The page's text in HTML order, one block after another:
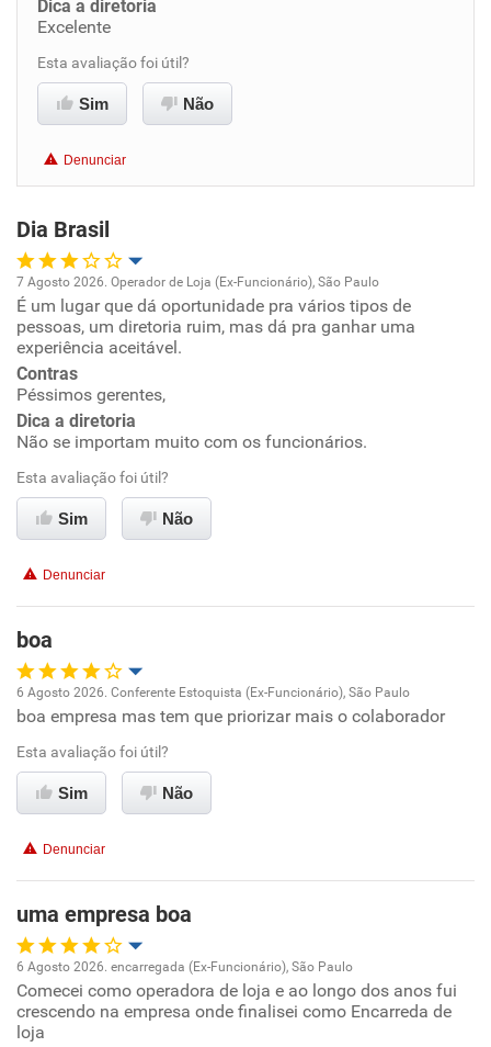
Ambiente de trabalho
Conciliação com a vida familiar
Recomenda a diretoria
Dica a diretoria
Excelente
Esta avaliação foi útil?
Sim Não
Denunciar
Dia Brasil
Oportunidade de promoção
Conciliação com a vida familiar
Benefícios
Não recomenda esta empresa
7 Agosto 2026. Operador de Loja (Ex-Funcionário), São Paulo
É um lugar que dá oportunidade pra vários tipos de
pessoas, um diretoria ruim, mas dá pra ganhar uma
experiência aceitável.
Contras
Péssimos gerentes,
Dica a diretoria
Não se importam muito com os funcionários.
Esta avaliação foi útil?
Sim Não
Denunciar
boa
Oportunidade de promoção
Ambiente de trabalho
Benefícios
Recomenda esta empresa
Recomenda a diretoria
6 Agosto 2026. Conferente Estoquista (Ex-Funcionário), São Paulo
boa empresa mas tem que priorizar mais o colaborador
Esta avaliação foi útil?
Sim Não
Denunciar
uma empresa boa
Oportunidade de promoção
6 Agosto 2026. encarregada (Ex-Funcionário), São Paulo
Comecei como operadora de loja e ao longo dos anos fui
crescendo na empresa onde finalisei como Encarreda de
loja